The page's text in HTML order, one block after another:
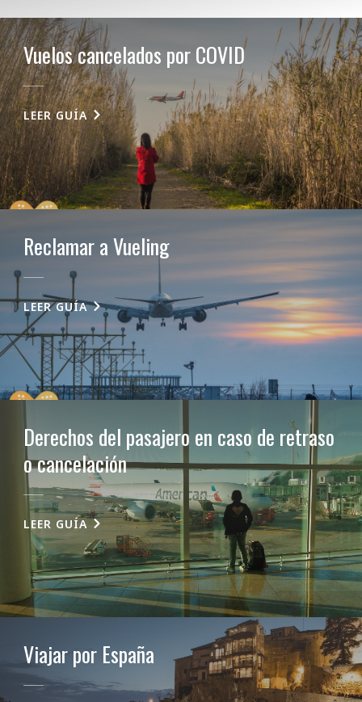
Vuelos cancelados por COVID
LEER GUÍA
Reclamar a Vueling
LEER GUÍA
Derechos del pasajero en caso de retraso
o cancelación
LEER GUÍA
Viajar por España